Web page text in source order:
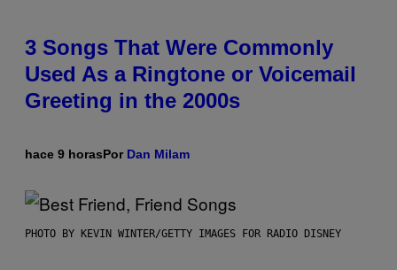
3 Songs That Were Commonly
Used As a Ringtone or Voicemail
Greeting in the 2000s
hace 9 horasPor Dan Milam
PHOTO BY KEVIN WINTER/GETTY IMAGES FOR RADIO DISNEY